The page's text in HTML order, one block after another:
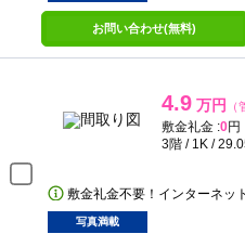
お問い合わせ(無料)
4.9 万円
敷金礼金 :0円
3階 / 1K /
敷金礼金不要！インターネッ
写真満載